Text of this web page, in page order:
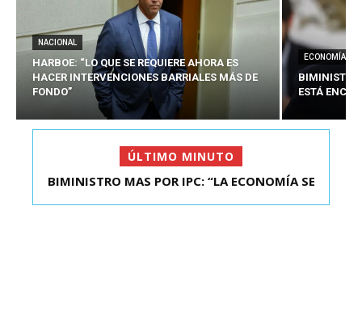
NACIONAL
HARBOE: “LO QUE SE REQUIERE AHORA ES
HACER INTERVENCIONES BARRIALES MÁS DE
FONDO”
ECONOMÍA
BIMINISTRO
ESTÁ
ÚLTIMO MINUTO
KAST SE REUNIÓ CON EL PRESIDENTE ELECTO DE
BIMINISTRO MAS POR IPC: “LA ECONOMÍA SE